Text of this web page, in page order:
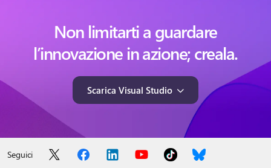
Non limitarti a guardare
l’innovazione in azione; creala.
Scarica Visual Studio
Seguici